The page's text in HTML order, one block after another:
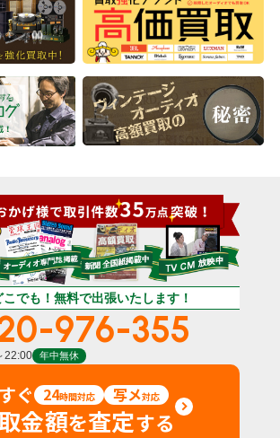
でも！無料で出張いたします！
976-355
22:00 年中無休
ぐ 24時間対応 写メ対応
金額を査定する